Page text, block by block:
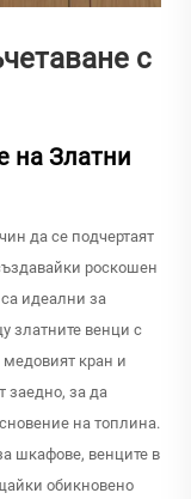
с
на Златни
да се подчертаят
роскошен
идеални за
златните венци с
кран и
заедно, за да
на топлина.
шкафове, венците в
обикновено